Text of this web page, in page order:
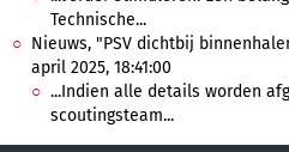
Technische...
Nieuws, "PSV dichtbij
april 2025, 18:41:00
...Indien alle details worden
scoutingsteam...